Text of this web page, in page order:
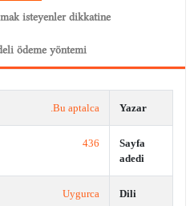
isteyenler dikkatine
ödeme yöntemi
Yazar
Bu aptalca.
Sayfa
adedi
436
Dili
Uygurca